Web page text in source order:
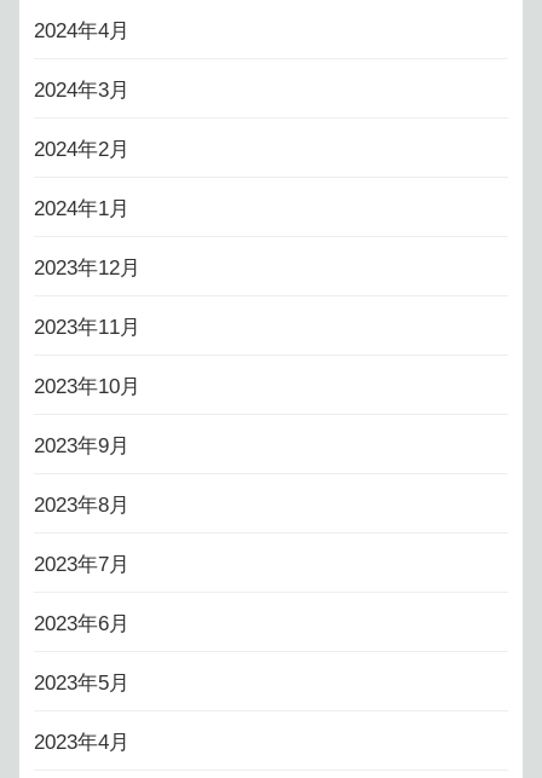
2024年4月
2024年3月
2024年2月
2024年1月
2023年12月
2023年11月
2023年10月
2023年9月
2023年8月
2023年7月
2023年6月
2023年5月
2023年4月